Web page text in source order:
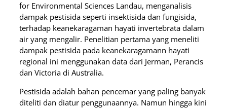
for Environmental Sciences Landau, menganalisis
dampak pestisida seperti insektisida dan fungisida,
terhadap keanekaragaman hayati invertebrata dalam
air yang mengalir. Penelitian pertama yang meneliti
dampak pestisida pada keanekaragamann hayati
regional ini menggunakan data dari Jerman, Perancis
dan Victoria di Australia.
Pestisida adalah bahan pencemar yang paling banyak
diteliti dan diatur penggunaannya. Namun hingga kini